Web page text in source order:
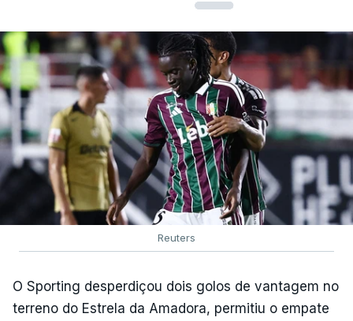
Reuters
O Sporting desperdiçou dois golos de vantagem no
terreno do Estrela da Amadora, permitiu o empate